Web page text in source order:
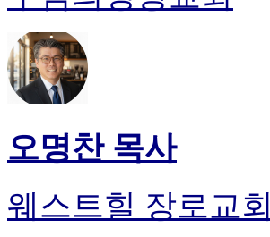
오명찬 목사
웨스트힐 장로교회